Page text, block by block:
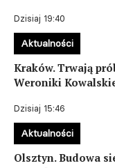
Dzisiaj 19:40
Kraków. Trwają
Weroniki
Dzisiaj 15:46
Aktualności
Olsztyn. Budowa
Aktualności